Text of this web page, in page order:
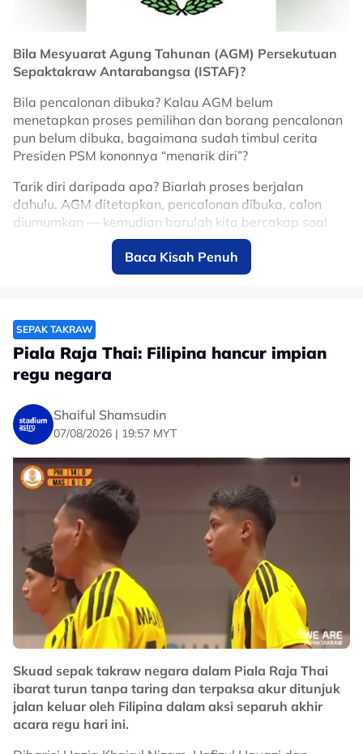
Bila Mesyuarat Agung Tahunan (AGM) Persekutuan
Sepaktakraw Antarabangsa (ISTAF)?
Bila pencalonan dibuka? Kalau AGM belum
menetapkan proses pemilihan dan borang pencalonan
pun belum dibuka, bagaimana sudah timbul cerita
Presiden PSM kononnya “menarik diri”?
Tarik diri daripada apa? Biarlah proses berjalan
dahulu. AGM ditetapkan, pencalonan dibuka, calon
diumumkan — kemudian barulah kita bercakap soal
menang atau kalah.
Dan satu persoalan lebih besar: Sampai bila ISTAF
Sepak takraw milik semua negara anggota. Beri ruang
kepada pertandingan. Beri ruang kepada perubahan.
sebelum sepak mula.
No node context available.
Related Topics
#Sepak Takraw
Baca Kisah Penuh
SEPAK TAKRAW
Piala Raja Thai: Filipina hancur impian
regu negara
Shaiful Shamsudin
07/08/2026 | 19:57 MYT
Skuad sepak takraw negara dalam Piala Raja Thai
ibarat turun tanpa taring dan terpaksa akur ditunjuk
jalan keluar oleh Filipina dalam aksi separuh akhir
acara regu hari ini.